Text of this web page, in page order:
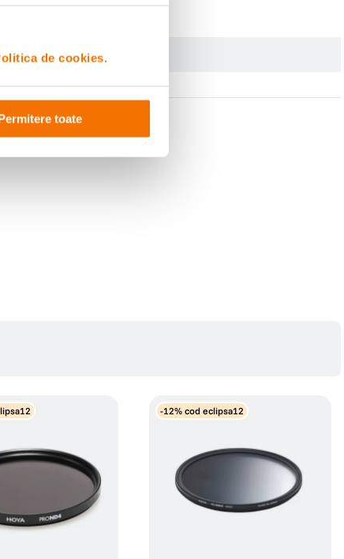
de cookies.
toate
-12% cod eclipsa12